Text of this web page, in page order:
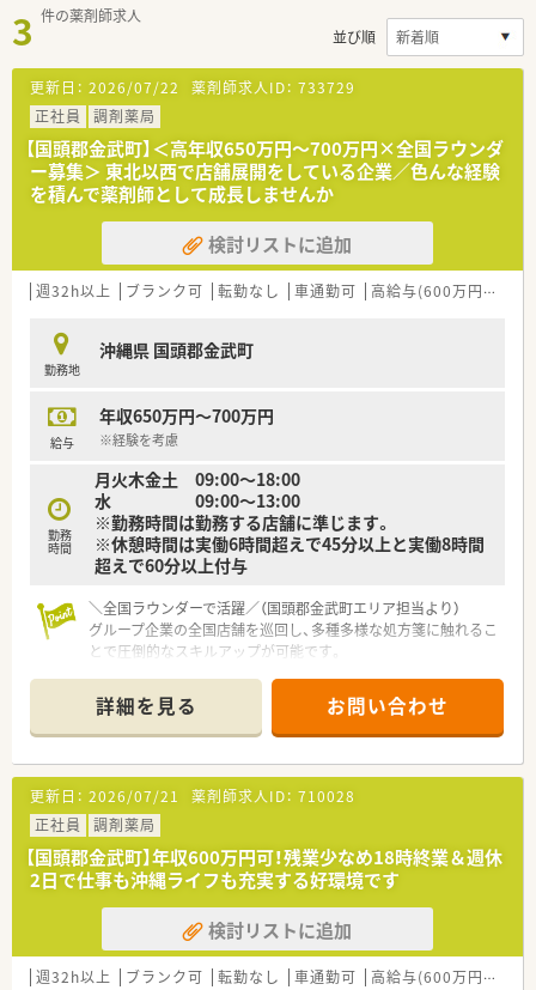
3 件の薬剤師求人
並び順
更新日： 2026/07/22 薬剤師求人ID： 733729
正社員
調剤薬局
【国頭郡金武町】＜高年収650万円～700万円×全国ラウンダ
ー募集＞ 東北以西で店舗展開をしている企業／色んな経験
を積んで薬剤師として成長しませんか
検討リストに追加
週32h以上 ブランク可 転勤なし 車通勤可 高給与(600万円以上)
勤務地
沖縄県 国頭郡金武町
給与
年収650万円～700万円
※経験を考慮
勤務
時間
月火木金土 09:00～18:00
水 09:00～13:00
※勤務時間は勤務する店舗に準じます。
※休憩時間は実働6時間超えで45分以上と実働8時間
超えで60分以上付与
＼全国ラウンダーで活躍／（国頭郡金武町エリア担当より）
グループ企業の全国店舗を巡回し、多種多様な処方箋に触れるこ
とで圧倒的なスキルアップが可能です。
【店舗情報と応需状況について】
■沖縄県国頭郡金武町に位置しており、駅からは離れていますが
車通勤が可能で快適に通勤できる店舗です。
■内科や眼科および脳神経外科などの処方箋を1日に50枚から
60枚ほど応需しており、在宅業務もございます。
■現在の店舗の勤務者数は薬剤師1名体制となっており、今回新
たなメンバーを迎えて体制強化を図ります。
【法人特徴について】
■調剤薬局事業を全国に展開しており、複数のグループ企業と連
携しながら地域医療に貢献している法人です。
■薬剤師としての業務だけでなく、副業などにも寛容で従業員の
多様な働き方を肯定する柔軟な社風があります。
詳細を見る お問い合わせ
更新日： 2026/07/21 薬剤師求人ID： 710028
正社員
調剤薬局
【国頭郡金武町】年収600万円可！残業少なめ18時終業＆週休
2日で仕事も沖縄ライフも充実する好環境です
検討リストに追加
週32h以上 ブランク可 転勤なし 車通勤可 高給与(600万円以上)